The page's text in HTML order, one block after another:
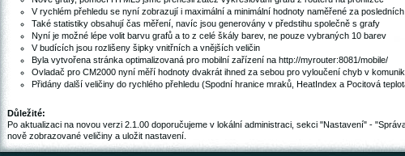
V rychlém přehledu se nyní zobrazují i maximální a minimální hodnoty naměřené za
Také statistiky obsahují čas měření, navíc jsou generovány v předstihu společně s grafy
Nyní je možné lépe volit barvu grafů a to z celé škály barev, ne pouze vybraných 10 barev
V budících jsou rozlišeny šipky vnitřních a vnějších veličin
Byla vytvořena stránka optimalizovaná pro mobilní zařízení na http://myrouter:8081/mobile/
Ovladač pro CM2000 nyní měří hodnoty dvakrát ihned za sebou pro vyloučení chyb v
Přidány další veličiny do rychlého přehledu (Spodní hranice mraků, HeatIndex a Pocitová
Důležité:
Po aktualizaci na novou verzi 2.1.00 doporučujeme v lokální administraci, sekci "Nastavení" -
nově zobrazované veličiny a uložit nastavení.